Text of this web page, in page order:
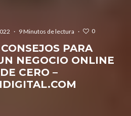
· 9 Minutos de lectura · 0
PARA
NEGOCIO ONLINE
CERO –